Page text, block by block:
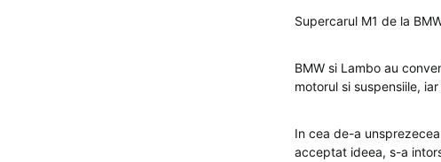
Supercarul M1 de la
BMW si Lambo au
motorul si suspensiile,
In cea de-a
acceptat ideea, s-a